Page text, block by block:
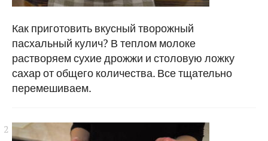
Как приготовить вкусный творожный
пасхальный кулич? В теплом молоке
растворяем сухие дрожжи и столовую ложку
сахар от общего количества. Все тщательно
перемешиваем.